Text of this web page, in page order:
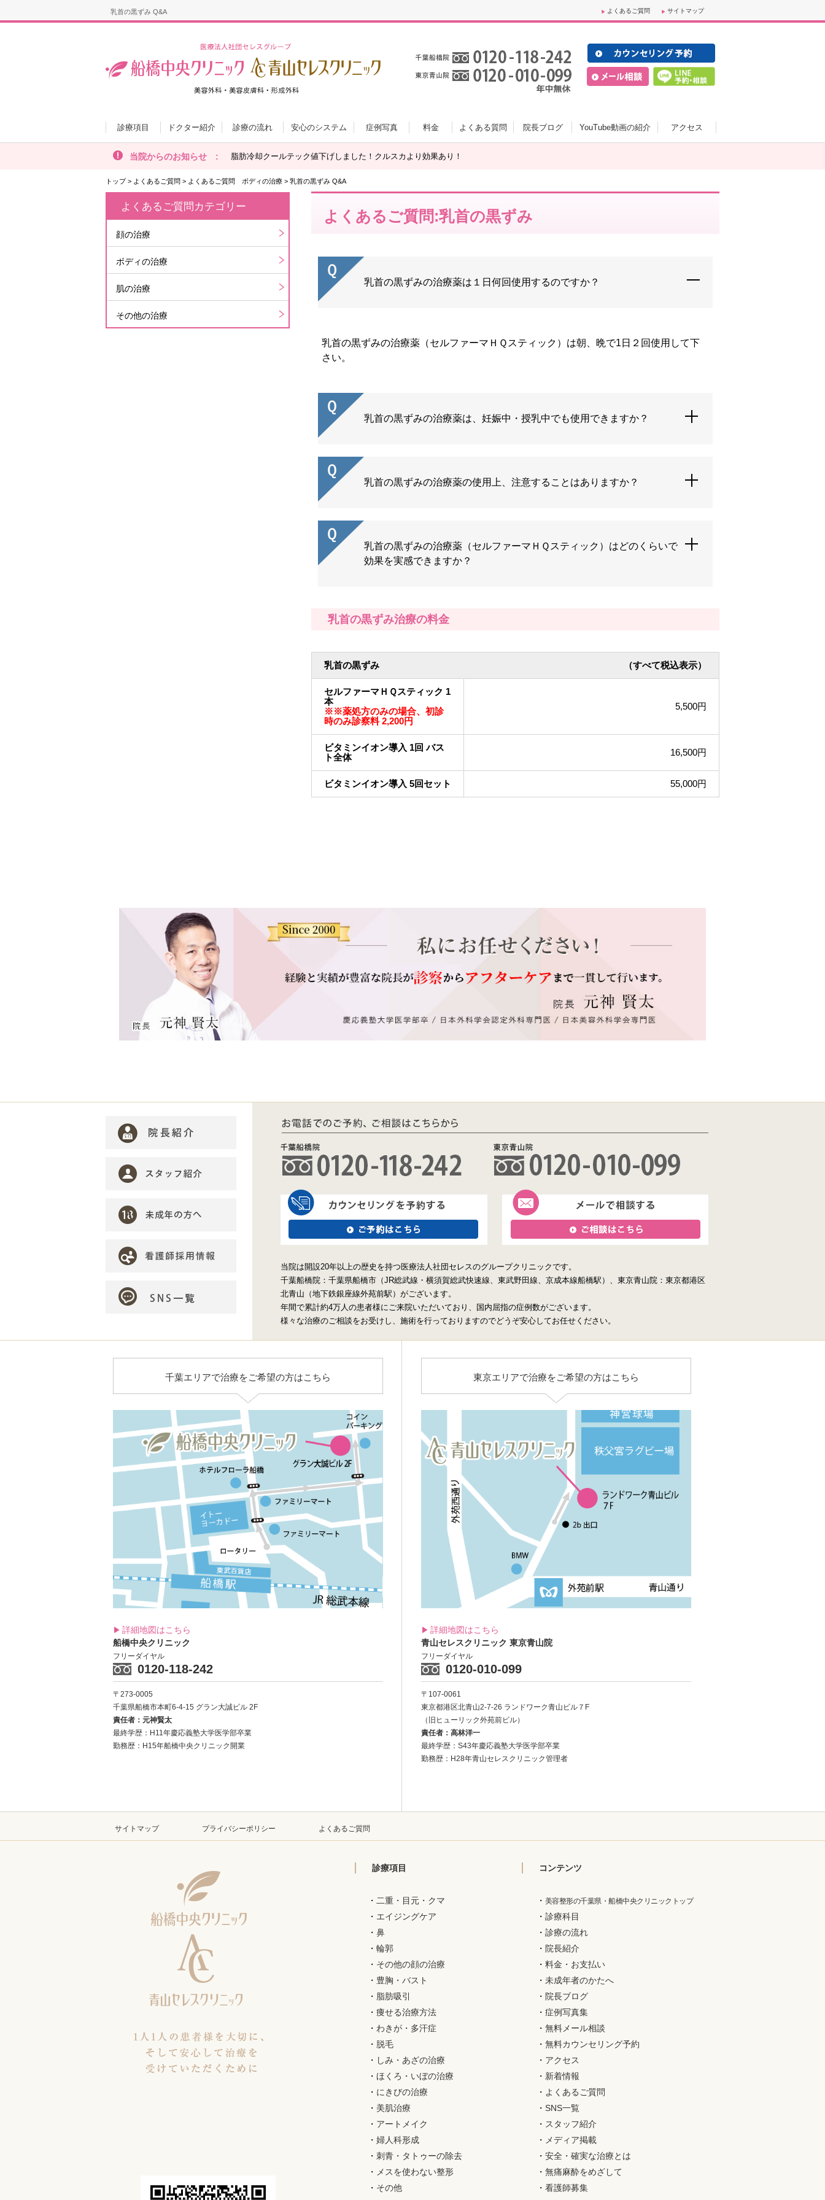
乳首の黒ずみ Q&A よくあるご質問 サイトマップ
診療項目 ドクター紹介 診療の流れ 安心のシステム 症例写真 料金 よくある質問 院長ブログ YouTube動画の紹介 アクセス
当院からのお知らせ : 脂肪冷却クールテック値下げしました！クルスカより効果あり！
トップ > よくあるご質問 > よくあるご質問 ボディの治療 > 乳首の黒ずみ Q&A
よくあるご質問:乳首の黒ずみ
乳首の黒ずみの治療薬は１日何回使用するのですか？
乳首の黒ずみの治療薬（セルファーマＨＱスティック）は朝、晩で1日２回使用して下
さい。
乳首の黒ずみの治療薬は、妊娠中・授乳中でも使用できますか？
乳首の黒ずみの治療薬の使用上、注意することはありますか？
乳首の黒ずみの治療薬（セルファーマＨＱスティック）はどのくらいで
効果を実感できますか？
乳首の黒ずみ治療の料金
乳首の黒ずみ （すべて税込表示）
セルファーマＨＱスティック 1
本
※※薬処方のみの場合、初診
時のみ診察料 2,200円
5,500円
ビタミンイオン導入 1回 バス
ト全体
16,500円
ビタミンイオン導入 5回セット 55,000円
よくあるご質問カテゴリー
顔の治療
ボディの治療
肌の治療
その他の治療
当院は開設20年以上の歴史を持つ医療法人社団セレスのグループクリニックです。
千葉船橋院：千葉県船橋市（JR総武線・横須賀総武快速線、東武野田線、京成本線船橋駅）、東京青山院：東京都港区
北青山（地下鉄銀座線外苑前駅）がございます。
年間で累計約4万人の患者様にご来院いただいており、国内屈指の症例数がございます。
様々な治療のご相談をお受けし、施術を行っておりますのでどうぞ安心してお任せください。
千葉エリアで治療をご希望の方はこちら
詳細地図はこちら
船橋中央クリニック
フリーダイヤル
0120-118-242
〒273-0005
千葉県船橋市本町6-4-15 グラン大誠ビル 2F
責任者：元神賢太
最終学歴：H11年慶応義塾大学医学部卒業
勤務歴：H15年船橋中央クリニック開業
東京エリアで治療をご希望の方はこちら
詳細地図はこちら
青山セレスクリニック 東京青山院
フリーダイヤル
0120-010-099
〒107-0061
東京都港区北青山2-7-26 ランドワーク青山ビル７F
（旧ヒューリック外苑前ビル）
責任者：高林洋一
最終学歴：S43年慶応義塾大学医学部卒業
勤務歴：H28年青山セレスクリニック管理者
サイトマップ プライバシーポリシー よくあるご質問
診療項目
・ 二重・目元・クマ
・ エイジングケア
・ 鼻
・ 輪郭
・ その他の顔の治療
・ 豊胸・バスト
・ 脂肪吸引
・ 痩せる治療方法
・ わきが・多汗症
・ 脱毛
・ しみ・あざの治療
・ ほくろ・いぼの治療
・ にきびの治療
・ 美肌治療
・ アートメイク
・ 婦人科形成
・ 刺青・タトゥーの除去
・ メスを使わない整形
・ その他
コンテンツ
・ 美容整形の千葉県・船橋中央クリニックトップ
・ 診療科目
・ 診療の流れ
・ 院長紹介
・ 料金・お支払い
・ 未成年者のかたへ
・ 院長ブログ
・ 症例写真集
・ 無料メール相談
・ 無料カウンセリング予約
・ アクセス
・ 新着情報
・ よくあるご質問
・ SNS一覧
・ スタッフ紹介
・ メディア掲載
・ 安全・確実な治療とは
・ 無痛麻酔をめざして
・ 看護師募集